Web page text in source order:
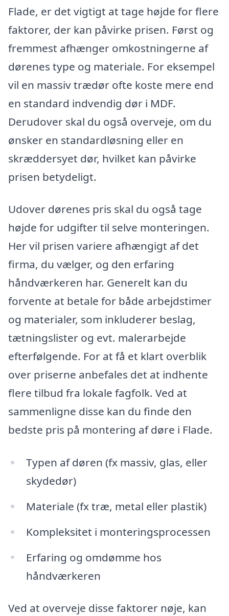
Flade, er det vigtigt at tage højde for flere
faktorer, der kan påvirke prisen. Først og
fremmest afhænger omkostningerne af
dørenes type og materiale. For eksempel
vil en massiv trædør ofte koste mere end
en standard indvendig dør i MDF.
Derudover skal du også overveje, om du
ønsker en standardløsning eller en
skræddersyet dør, hvilket kan påvirke
prisen betydeligt.
Udover dørenes pris skal du også tage
højde for udgifter til selve monteringen.
Her vil prisen variere afhængigt af det
firma, du vælger, og den erfaring
håndværkeren har. Generelt kan du
forvente at betale for både arbejdstimer
og materialer, som inkluderer beslag,
tætningslister og evt. malerarbejde
efterfølgende. For at få et klart overblik
over priserne anbefales det at indhente
flere tilbud fra lokale fagfolk. Ved at
sammenligne disse kan du finde den
bedste pris på montering af døre i Flade.
Typen af døren (fx massiv, glas, eller
skydedør)
Materiale (fx træ, metal eller plastik)
Kompleksitet i monteringsprocessen
Erfaring og omdømme hos
håndværkeren
Ved at overveje disse faktorer nøje, kan